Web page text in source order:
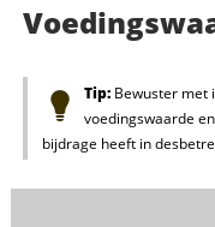
Tip:Bewuster met
voedingswaarde
bijdrage heeft in